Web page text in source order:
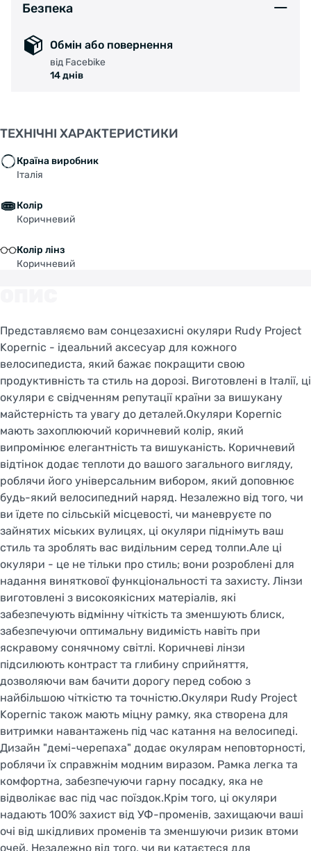
Безпека
Обмін або повернення
від Facebike
14 днів
ТЕХНІЧНІ ХАРАКТЕРИСТИКИ
Країна виробник
Італія
Колір
Коричневий
Колір лінз
Коричневий
Представляємо вам сонцезахисні окуляри Rudy Project
Kopernic - ідеальний аксесуар для кожного
велосипедиста, який бажає покращити свою
продуктивність та стиль на дорозі. Виготовлені в Італії, ці
окуляри є свідченням репутації країни за вишукану
майстерність та увагу до деталей.Окуляри Kopernic
мають захоплюючий коричневий колір, який
випромінює елегантність та вишуканість. Коричневий
відтінок додає теплоти до вашого загального вигляду,
роблячи його універсальним вибором, який доповнює
будь-який велосипедний наряд. Незалежно від того, чи
ви їдете по сільській місцевості, чи маневруєте по
зайнятих міських вулицях, ці окуляри піднімуть ваш
стиль та зроблять вас видільним серед толпи.Але ці
окуляри - це не тільки про стиль; вони розроблені для
надання виняткової функціональності та захисту. Лінзи
виготовлені з високоякісних матеріалів, які
забезпечують відмінну чіткість та зменшують блиск,
забезпечуючи оптимальну видимість навіть при
яскравому сонячному світлі. Коричневі лінзи
підсилюють контраст та глибину сприйняття,
дозволяючи вам бачити дорогу перед собою з
найбільшою чіткістю та точністю.Окуляри Rudy Project
Kopernic також мають міцну рамку, яка створена для
витримки навантажень під час катання на велосипеді.
Дизайн "демі-черепаха" додає окулярам неповторності,
роблячи їх справжнім модним виразом. Рамка легка та
комфортна, забезпечуючи гарну посадку, яка не
відволікає вас під час поїздок.Крім того, ці окуляри
надають 100% захист від УФ-променів, захищаючи ваші
очі від шкідливих променів та зменшуючи ризик втоми
очей. Незалежно від того, чи ви катаєтеся для